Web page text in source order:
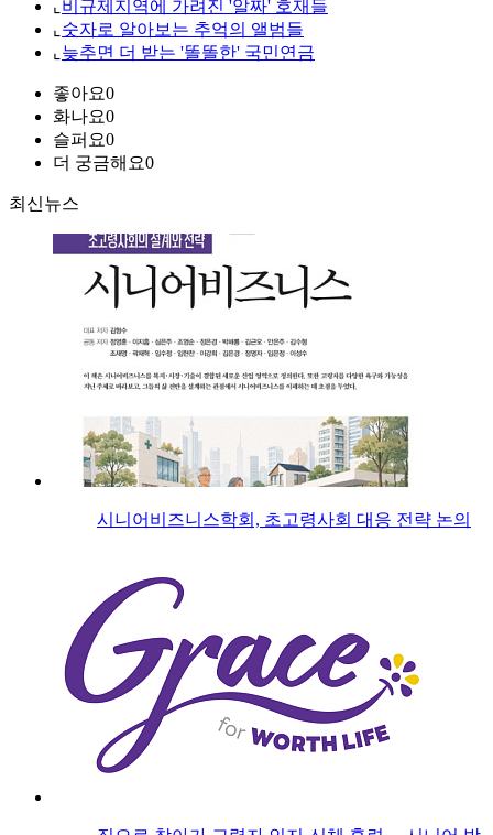
⌞ 비규제지역에 가려진 '알짜' 호재들
⌞ 숫자로 알아보는 추억의 앨범들
⌞ 늦추면 더 받는 '똘똘한' 국민연금
좋아요0
화나요0
슬퍼요0
더 궁금해요0
최신뉴스
시니어비즈니스학회, 초고령사회 대응 전략 논의